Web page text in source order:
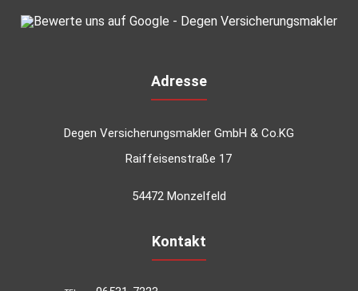
Adresse
Degen Versicherungsmakler GmbH & Co.KG
Raiffeisenstraße 17
54472 Monzelfeld
Kontakt